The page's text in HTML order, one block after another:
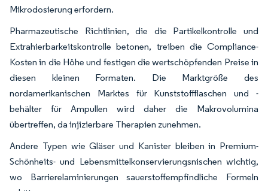
Mikrodosierung erfordern.
Pharmazeutische Richtlinien, die die Partikelkontrolle und
Extrahierbarkeitskontrolle betonen, treiben die Compliance-
Kosten in die Höhe und festigen die wertschöpfenden Preise in
diesen kleinen Formaten. Die Marktgröße des
nordamerikanischen Marktes für Kunststoffflaschen und -
behälter für Ampullen wird daher die Makrovolumina
übertreffen, da injizierbare Therapien zunehmen.
Andere Typen wie Gläser und Kanister bleiben in Premium-
Schönheits- und Lebensmittelkonservierungsnischen wichtig,
wo Barrierelaminierungen sauerstoffempfindliche Formeln